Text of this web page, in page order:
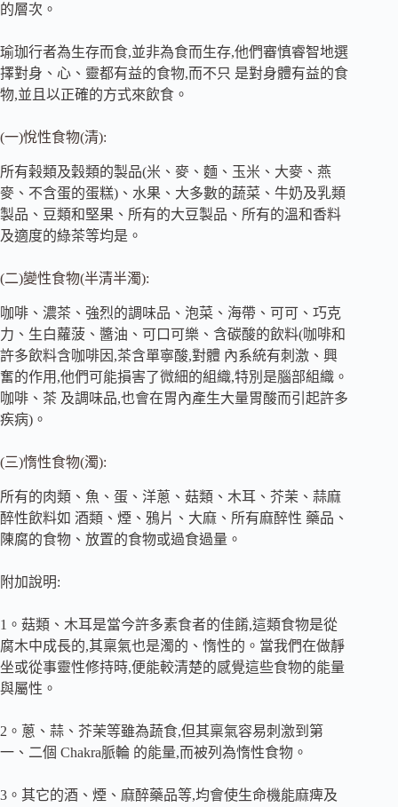
的層次。
瑜珈行者為生存而食,並非為食而生存,他們審慎睿智地選
擇對身、心、靈都有益的食物,而不只 是對身體有益的食
物,並且以正確的方式來飲食。
(一)悅性食物(清):
所有榖類及穀類的製品(米、麥、麵、玉米、大麥、燕
麥、不含蛋的蛋糕)、水果、大多數的蔬菜、牛奶及乳類
製品、豆類和堅果、所有的大豆製品、所有的溫和香料
及適度的綠茶等均是。
(二)變性食物(半清半濁):
咖啡、濃茶、強烈的調味品、泡菜、海帶、可可、巧克
力、生白蘿菠、醬油、可口可樂、含碳酸的飲料(咖啡和
許多飲料含咖啡因,茶含單寧酸,對體 內系統有刺激、興
奮的作用,他們可能損害了微細的組織,特別是腦部組織。
咖啡、茶 及調味品,也會在胃內產生大量胃酸而引起許多
疾病)。
(三)惰性食物(濁):
所有的肉類、魚、蛋、洋蔥、菇類、木耳、芥茉、蒜麻
醉性飲料如 酒類、煙、鴉片、大麻、所有麻醉性 藥品、
陳腐的食物、放置的食物或過食過量。
附加說明:
1。菇類、木耳是當今許多素食者的佳餚,這類食物是從
腐木中成長的,其稟氣也是濁的、惰性的。當我們在做靜
坐或從事靈性修持時,便能較清楚的感覺這些食物的能量
與屬性。
2。蔥、蒜、芥茉等雖為蔬食,但其稟氣容易刺激到第
一、二個 Chakra脈輪 的能量,而被列為惰性食物。
3。其它的酒、煙、麻醉藥品等,均會使生命機能麻痺及